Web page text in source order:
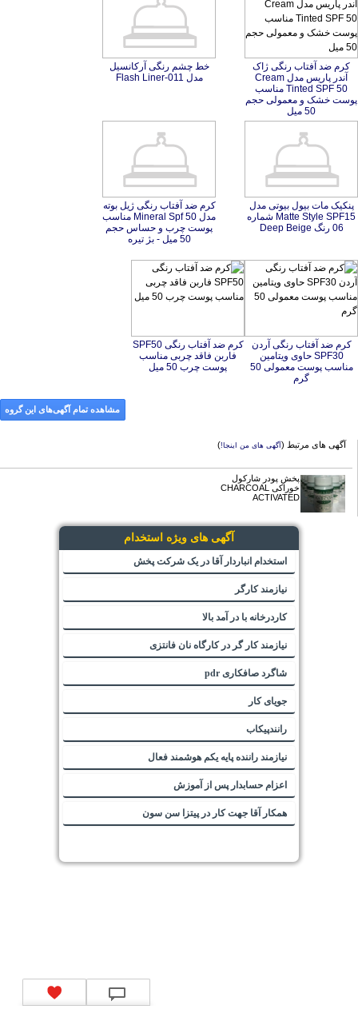
کرم ضد آفتاب رنگی ژاک
آندر پاریس مدل Cream
Tinted SPF 50 مناسب
پوست خشک و معمولی حجم
50 میل
خط چشم رنگی آرکانسیل
مدل Flash Liner-011
پنکیک مات بیول بیوتی مدل
Matte Style SPF15 شماره
06 رنگ Deep Beige
کرم ضد آفتاب رنگی ژیل بوته
مدل Mineral Spf 50 مناسب
پوست چرب و حساس حجم
50 میل - بژ تیره
کرم ضد آفتاب رنگی آردن
SPF30 حاوی ویتامین
مناسب پوست معمولی 50
گرم
کرم ضد آفتاب رنگی SPF50
فاربن فاقد چربی مناسب
پوست چرب 50 میل
مشاهده تمام آگهی‌های این گروه
آگهی های مرتبط (آگهی های من اینجا!)
پخش پودر شارکول
خوراکی CHARCOAL
ACTIVATED
آگهی های ویژه استخدام
استخدام انباردار آقا در یک شرکت پخش
نیازمند کارگر
کاردرخانه با در آمد بالا
نیازمند کار گر در کارگاه نان فانتزی
شاگرد صافکاری pdr
جویای کار
رانندپیکاب
نیازمند راننده پایه یکم هوشمند فعال
اعزام حسابدار پس از آموزش
همکار آقا جهت کار در پیتزا سن سون